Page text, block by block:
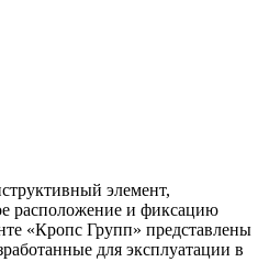
элемент,
расположение и фиксацию
«Кропс Групп» представлены
для эксплуатации в